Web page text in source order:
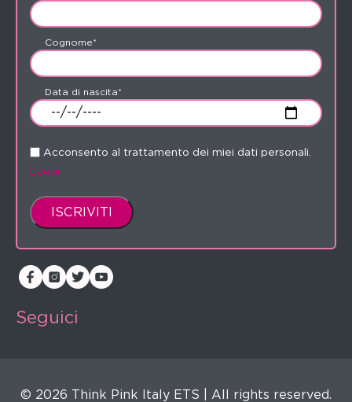
Cognome*
Data di nascita*
Acconsento al trattamento dei miei dati personali.
Leggi
Seguici
© 2026 Think Pink Italy ETS | All rights reserved.